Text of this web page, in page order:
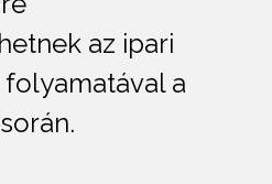
az ipari
a